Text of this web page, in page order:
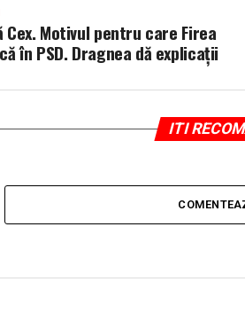
Cex. Motivul pentru care Firea
în PSD. Dragnea dă explicații
ITI